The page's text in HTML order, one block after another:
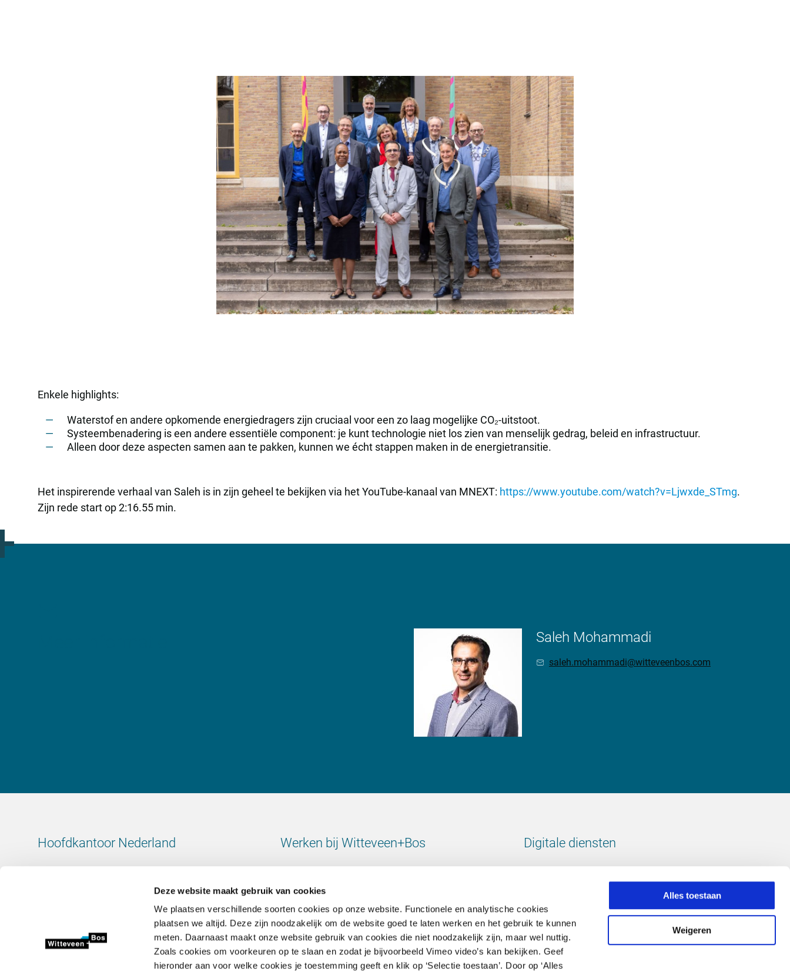
Deze website maakt gebruik van cookies
We plaatsen verschillende soorten cookies op onze website. Functionele en analytische cookies
plaatsen we altijd. Deze zijn noodzakelijk om de website goed te laten werken en het gebruik te kunnen
meten. Daarnaast maakt onze website gebruik van cookies die niet noodzakelijk zijn, maar wel nuttig.
Zoals cookies om voorkeuren op te slaan en zodat je bijvoorbeeld Vimeo video’s kan bekijken. Geef
hieronder aan voor welke cookies je toestemming geeft en klik op ‘Selectie toestaan’. Door op ‘Alles
Alles toestaan
Weigeren
Enkele highlights:
Waterstof en andere opkomende energiedragers zijn cruciaal voor een zo laag mogelijke CO₂-uitstoot.
Systeembenadering is een andere essentiële component: je kunt technologie niet los zien van menselijk gedrag, beleid en infrastructuur.
Alleen door deze aspecten samen aan te pakken, kunnen we écht stappen maken in de energietransitie.
Het inspirerende verhaal van Saleh is in zijn geheel te bekijken via het YouTube-kanaal van MNEXT: https://www.youtube.com/watch?v=Ljwxde_STmg.
Zijn rede start op 2:16.55 min.
Saleh Mohammadi
saleh.mohammadi@witteveenbos.com
Hoofdkantoor Nederland
BTW-nummer: 800288920
Werken bij Witteveen+Bos
Contact
Ga naar onze contactpagina
Digitale diensten
Volg ons
LinkedIn